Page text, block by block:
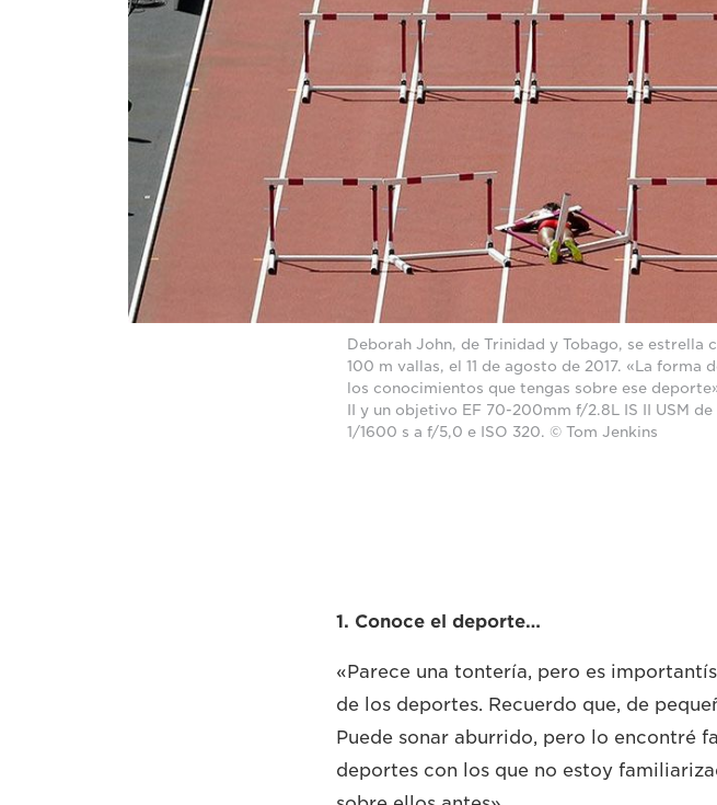
Deborah John, de Trinidad y Tobago, se
100 m vallas, el 11 de agosto de 2017. «La
los conocimientos que tengas sobre ese
II y un objetivo EF 70-200mm f/2.8L IS II USM
1/1600 s a f/5,0 e ISO 320. © Tom Jenkins
1. Conoce el deporte…
«Parece una tontería, pero es
de los deportes. Recuerdo que, de
Puede sonar aburrido, pero lo encontré
deportes con los que no estoy